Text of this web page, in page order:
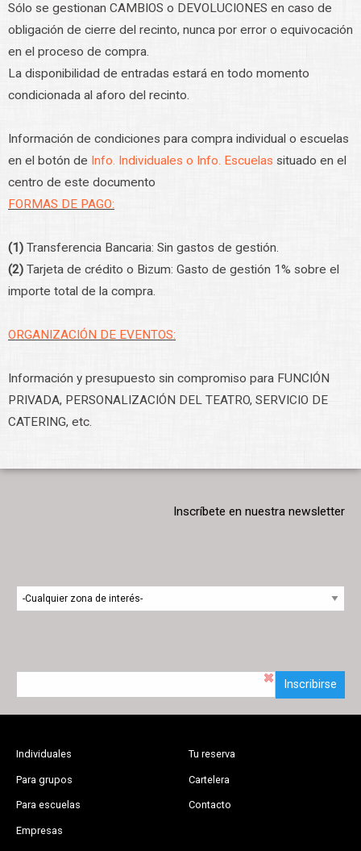
Sólo se gestionan CAMBIOS o DEVOLUCIONES en caso de
obligación de cierre del recinto, nunca por error o equivocación
en el proceso de compra.
La disponibilidad de entradas estará en todo momento
condicionada al aforo del recinto.
Información de condiciones para compra individual o escuelas
en el botón de Info. Individuales o Info. Escuelas situado en el
centro de este documento
FORMAS DE PAGO:
(1) Transferencia Bancaria: Sin gastos de gestión.
(2) Tarjeta de crédito o Bizum: Gasto de gestión 1% sobre el
importe total de la compra.
ORGANIZACIÓN DE EVENTOS:
Información y presupuesto sin compromiso para FUNCIÓN
PRIVADA, PERSONALIZACIÓN DEL TEATRO, SERVICIO DE
CATERING, etc.
Inscríbete en nuestra newsletter
Inscribirse
Individuales
Para grupos
Para escuelas
Empresas
Tu reserva
Cartelera
Contacto